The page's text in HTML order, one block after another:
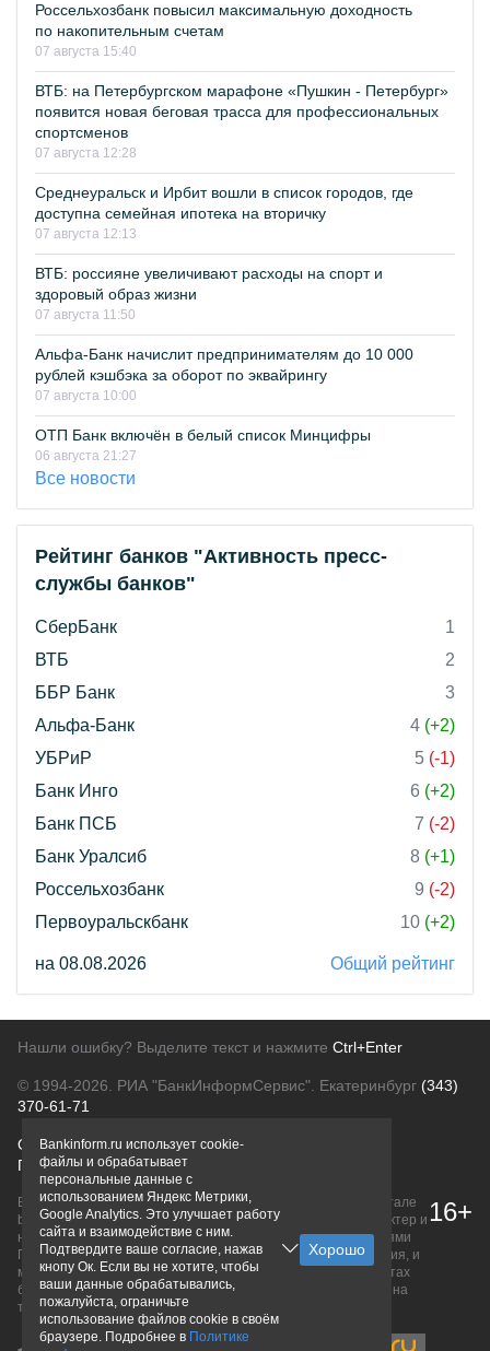
Россельхозбанк повысил максимальную доходность
по накопительным счетам
07 августа 15:40
ВТБ: на Петербургском марафоне «Пушкин - Петербург»
появится новая беговая трасса для профессиональных
спортсменов
07 августа 12:28
Среднеуральск и Ирбит вошли в список городов, где
доступна семейная ипотека на вторичку
07 августа 12:13
ВТБ: россияне увеличивают расходы на спорт и
здоровый образ жизни
07 августа 11:50
Альфа-Банк начислит предпринимателям до 10 000
рублей кэшбэка за оборот по эквайрингу
07 августа 10:00
ОТП Банк включён в белый список Минцифры
06 августа 21:27
Все новости
Рейтинг банков "Активность пресс-
службы банков"
СберБанк
1
ВТБ
2
ББР Банк
3
Альфа-Банк
4 (+2)
УБРиР
5 (-1)
Банк Инго
6 (+2)
Банк ПСБ
7 (-2)
Банк Уралсиб
8 (+1)
Россельхозбанк
9 (-2)
Первоуральскбанк
10 (+2)
на 08.08.2026 Общий рейтинг
Нашли ошибку? Выделите текст и нажмите Ctrl+Enter
© 1994-2026. РИА "БанкИнформСервис". Екатеринбург (343)
370-61-71
О проектеПолитика конфиденциальности
Правовая информацияДля рекламодателей
Вся информация о продуктах банков, размещенная на портале
bankinform.ru, носит исключительно ознакомительный характер и
не является публичной офертой, определяемой положениями
ГК РФ. Информация не содержит точного и полного описания, и
может быть изменена. Конечные условия уточняйте на сайтах
банков или при личном обращении. Исключительное право на
товарные знаки принадлежит их правообладателям.
16+
Bankinform.ru использует cookie-
файлы и обрабатывает
персональные данные с
использованием Яндекс Метрики,
Google Analytics. Это улучшает работу
сайта и взаимодействие с ним.
Подтвердите ваше согласие, нажав
кнопу Ок. Если вы не хотите, чтобы
ваши данные обрабатывались,
пожалуйста, ограничьте
использование файлов cookie в своём
браузере. Подробнее в Политике